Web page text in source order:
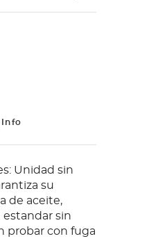
Info
Unidad sin
su
de aceite,
estandar sin
probar con fuga